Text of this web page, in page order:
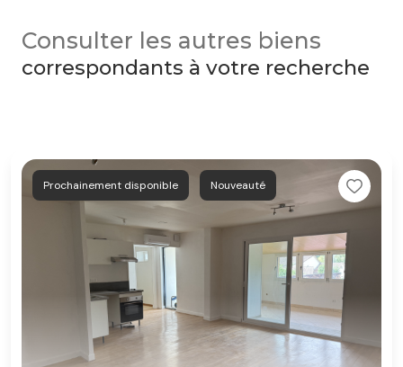
Consulter les autres biens
correspondants à votre recherche
Prochainement disponible Nouveauté